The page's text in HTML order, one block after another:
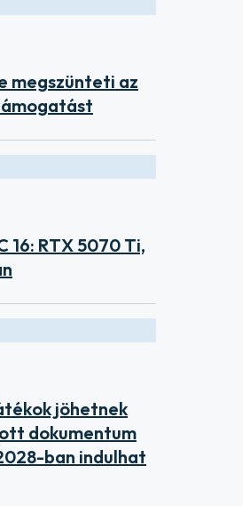
megszünteti az
16: RTX 5070 Ti,
jöhetnek
dokumentum
ban indulhat